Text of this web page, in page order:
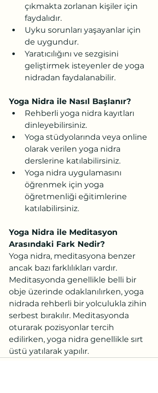
çıkmakta zorlanan kişiler için
faydalıdır.
Uyku sorunları yaşayanlar için
de uygundur.
Yaratıcılığını ve sezgisini
geliştirmek isteyenler de yoga
nidradan faydalanabilir.
Yoga Nidra ile Nasıl Başlanır?
Rehberli yoga nidra kayıtları
dinleyebilirsiniz.
Yoga stüdyolarında veya online
olarak verilen yoga nidra
derslerine katılabilirsiniz.
Yoga nidra uygulamasını
öğrenmek için yoga
öğretmenliği eğitimlerine
katılabilirsiniz.
Yoga Nidra ile Meditasyon
Arasındaki Fark Nedir?
Yoga nidra, meditasyona benzer
ancak bazı farklılıkları vardır.
Meditasyonda genellikle belli bir
obje üzerinde odaklanılırken, yoga
nidrada rehberli bir yolculukla zihin
serbest bırakılır. Meditasyonda
oturarak pozisyonlar tercih
edilirken, yoga nidra genellikle sırt
üstü yatılarak yapılır.